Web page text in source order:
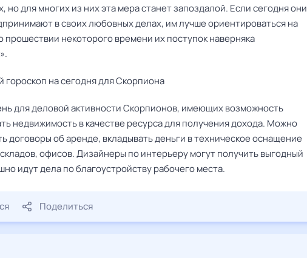
но для многих из них эта мера станет запоздалой. Если сегодня они
в своих любовных делах, им лучше ориентироваться на
прошествии некоторого времени их поступок наверняка
гороскоп на сегодня для Скорпиона
для деловой активности Скорпионов, имеющих возможность
недвижимость в качестве ресурса для получения дохода. Можно
договоры об аренде, вкладывать деньги в техническое оснащение
офисов. Дизайнеры по интерьеру могут получить выгодный
идут дела по благоустройству рабочего места.
Поделиться